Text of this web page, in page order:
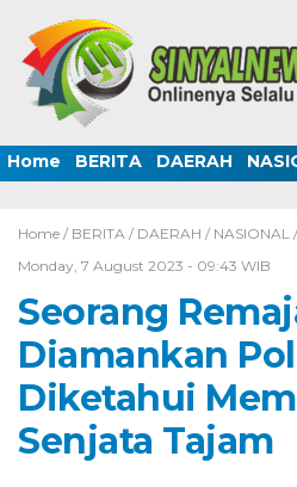
Home BERITA DAERAH
Home / BERITA / DAERAH / NASIONAL /
Monday, 7 August 2023 - 09:43 WIB
Seorang
Diamankan
Diketahui
Senjata Tajam